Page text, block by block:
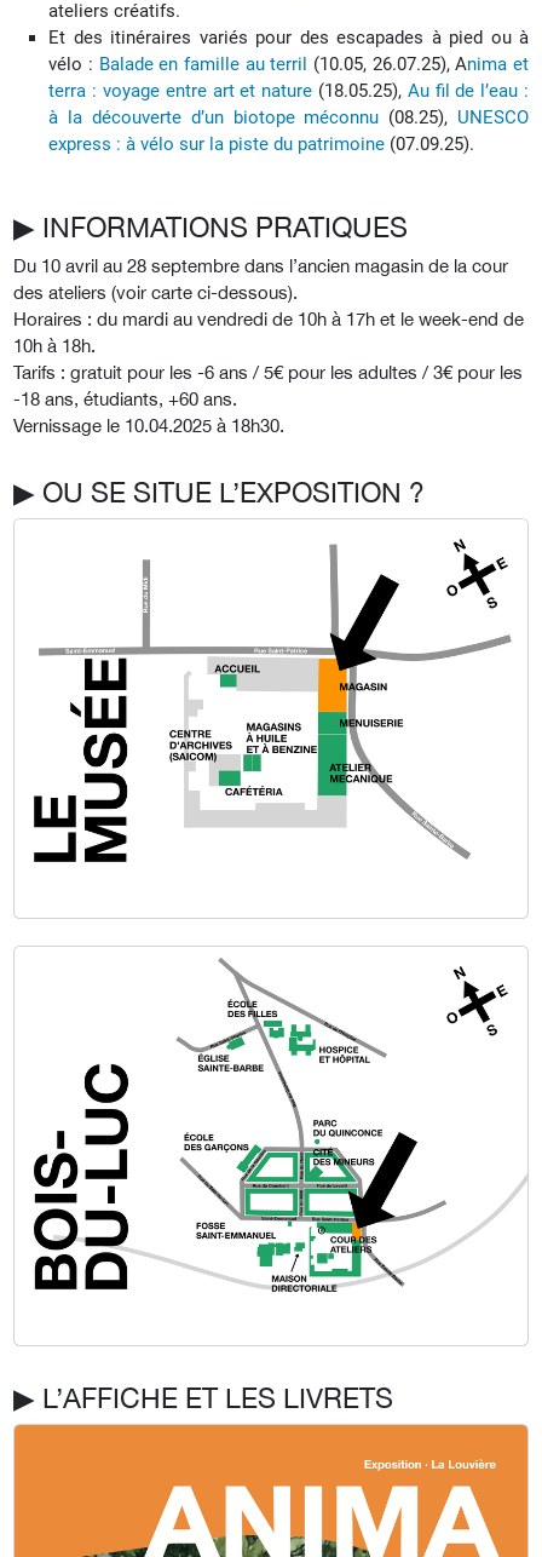
ateliers créatifs.
Et des itinéraires variés pour des escapades à pied ou à
vélo : Balade en famille au terril (10.05, 26.07.25), Anima et
terra : voyage entre art et nature (18.05.25), Au fil de l’eau :
à la découverte d’un biotope méconnu (08.25), UNESCO
express : à vélo sur la piste du patrimoine (07.09.25).
▶︎ INFORMATIONS PRATIQUES
Du 10 avril au 28 septembre dans l’ancien magasin de la cour
des ateliers (voir carte ci-dessous).
Horaires : du mardi au vendredi de 10h à 17h et le week-end de
10h à 18h.
Tarifs : gratuit pour les -6 ans / 5€ pour les adultes / 3€ pour les
-18 ans, étudiants, +60 ans.
Vernissage le 10.04.2025 à 18h30.
▶︎ OU SE SITUE L’EXPOSITION ?
▶︎ L’AFFICHE ET LES LIVRETS